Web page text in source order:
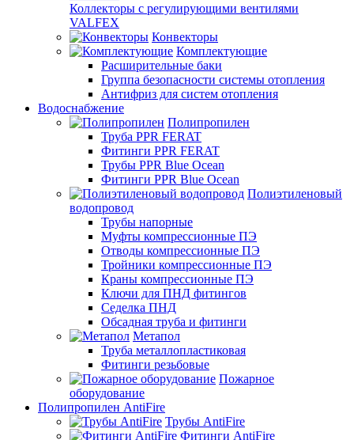
Коллекторы с регулирующими вентилями
VALFEX
Конвекторы
Комплектующие
Расширительные баки
Группа безопасности системы отопления
Антифриз для систем отопления
Водоснабжение
Полипропилен
Труба PPR FERAT
Фитинги PPR FERAT
Трубы PPR Blue Ocean
Фитинги PPR Blue Ocean
Полиэтиленовый
водопровод
Трубы напорные
Муфты компрессионные ПЭ
Отводы компрессионные ПЭ
Тройники компрессионные ПЭ
Краны компрессионные ПЭ
Ключи для ПНД фитингов
Седелка ПНД
Обсадная труба и фитинги
Метапол
Труба металлопластиковая
Фитинги резьбовые
Пожарное
оборудование
Полипропилен AntiFire
Трубы AntiFire
Фитинги AntiFire